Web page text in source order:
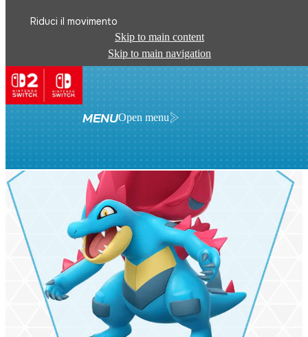
Riduci il movimento
Skip to main content
Skip to main navigation
MENUOpen menu